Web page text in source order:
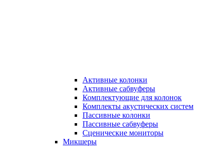
Активные колонки
Активные сабвуферы
Комплектующие для колонок
Комплекты акустических систем
Пассивные колонки
Пассивные сабвуферы
Сценические мониторы
Микшеры